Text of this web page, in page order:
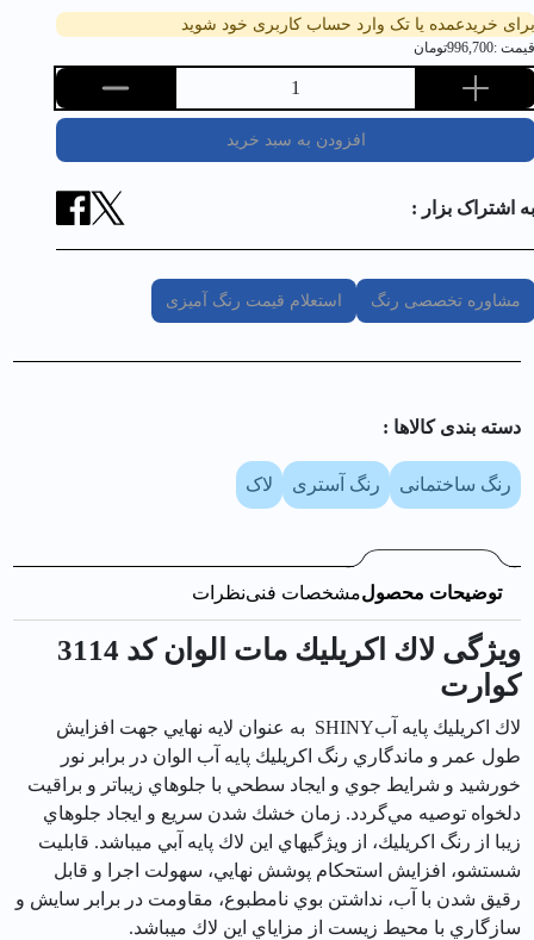
برای خریدعمده یا تک وارد حساب کاربری خود شوید
قیمت :996,700تومان
1
افزودن به سبد خرید
به اشتراک بزار :
مشاوره تخصصی رنگ استعلام قیمت رنگ آمیزی
دسته بندی کالا‌ها :
رنگ ساختمانی رنگ آستری لاک
توضیحات محصولمشخصات فنینظرات
ویژگی لاك اكريليك مات الوان کد 3114
كوارت
لاك اكريليك پايه آبSHINY به عنوان لايه نهايي جهت افزايش
طول عمر‌ و ماندگاري رنگ اكريليك پايه آب الوان در برابر نور
خورشيد و شرايط جوي و ايجاد سطحي با جلوه‎اي زيباتر و براقيت
دلخواه توصيه مي‌گردد. زمان خشك شدن سريع و ايجاد جلوه‎اي
زيبا از رنگ اكريليك، از ويژگي‎هاي اين لاك پايه آبي مي‎باشد. قابليت
شستشو، افزايش استحكام پوشش نهايي، سهولت اجرا و قابل
رقيق شدن با آب، نداشتن بوي نامطبوع، مقاومت در برابر سايش و
سازگاري با محيط زيست از مزاياي اين لاك مي‎باشد.